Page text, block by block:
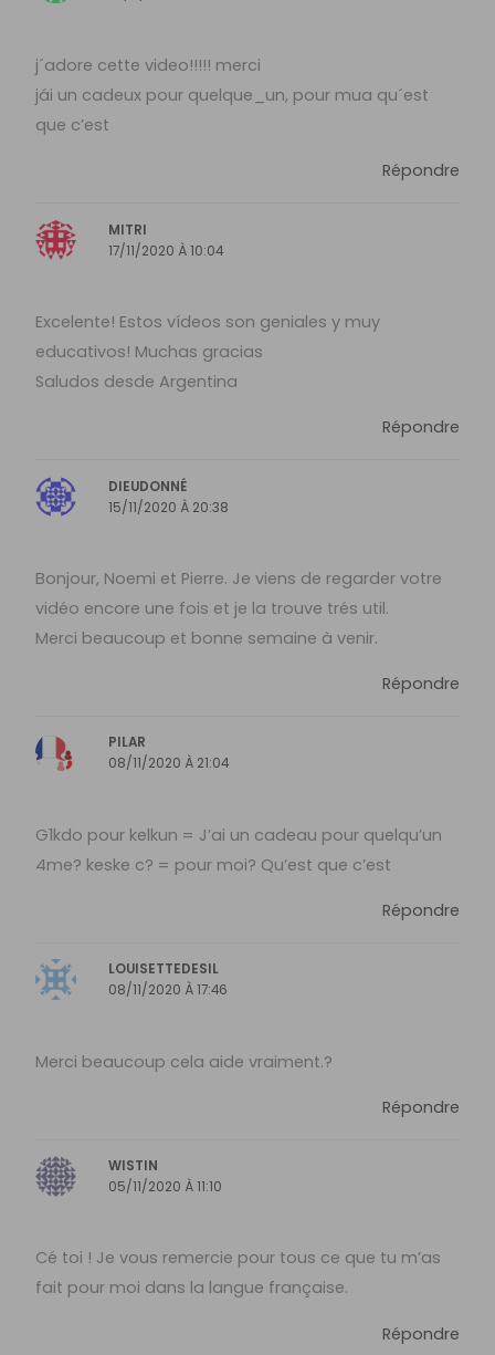
j´adore cette video!!!!! merci
jái un cadeux pour quelque_un, pour mua qu´est
que c’est
Répondre
MITRI
17/11/2020 À 10:04
Excelente! Estos vídeos son geniales y muy
educativos! Muchas gracias
Saludos desde Argentina
Répondre
DIEUDONNÉ
15/11/2020 À 20:38
Bonjour, Noemi et Pierre. Je viens de regarder votre
vidéo encore une fois et je la trouve trés util.
Merci beaucoup et bonne semaine à venir.
Répondre
PILAR
08/11/2020 À 21:04
G1kdo pour kelkun = J’ai un cadeau pour quelqu’un
4me? keske c? = pour moi? Qu’est que c’est
Répondre
LOUISETTEDESIL
08/11/2020 À 17:46
Merci beaucoup cela aide vraiment.?
Répondre
WISTIN
05/11/2020 À 11:10
Cé toi ! Je vous remercie pour tous ce que tu m’as
fait pour moi dans la langue française.
Répondre